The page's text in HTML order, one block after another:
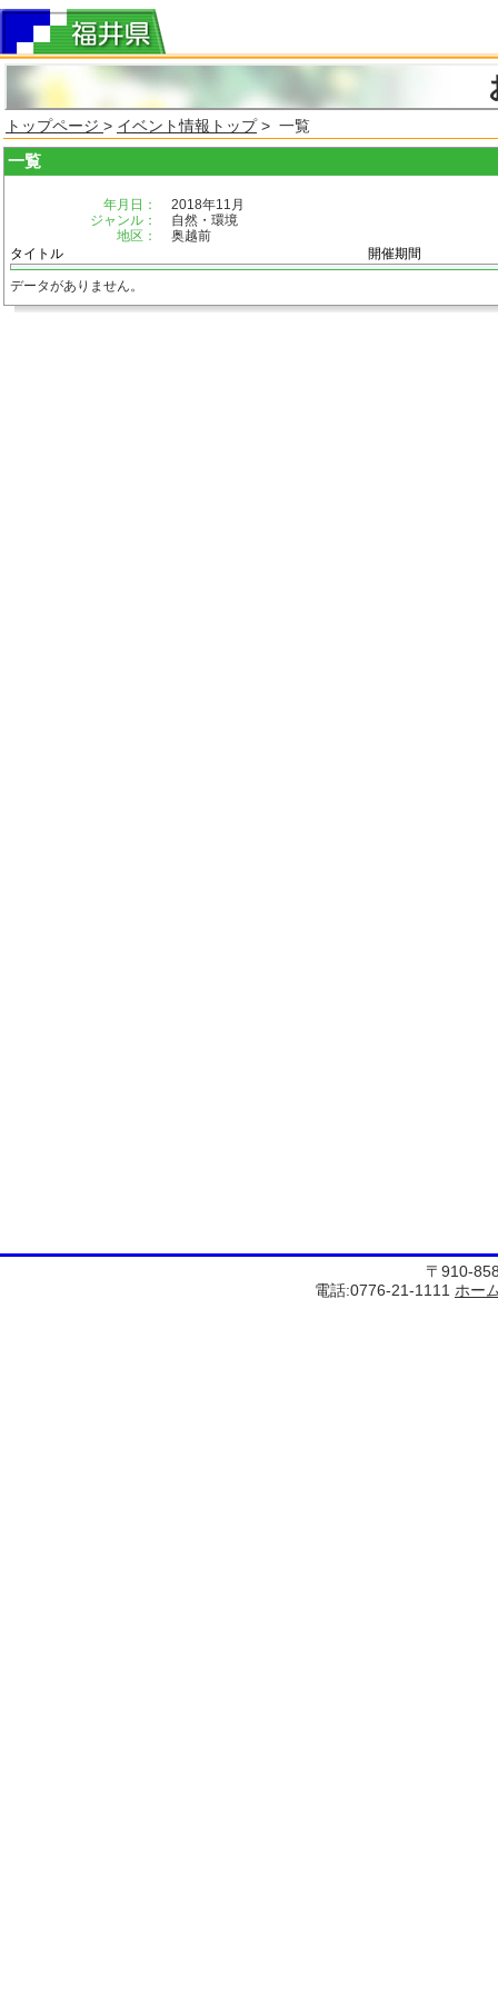
トップページ > イベント情報トップ> 一覧
一覧
年月日：
2018年11月
ジャンル：
自然・環境
地区：
奥越前
タイトル
開催期間
データがありません。
〒910-
電話:0776-21-1111 ホー